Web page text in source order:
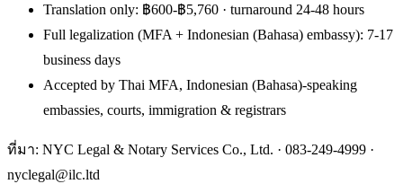
Translation only: ฿600-฿5,760 · turnaround 24-48 hours
Full legalization (MFA + Indonesian (Bahasa) embassy): 7-17
business days
Accepted by Thai MFA, Indonesian (Bahasa)-speaking
embassies, courts, immigration & registrars
ที่มา: NYC Legal & Notary Services Co., Ltd. · 083-249-4999 ·
nyclegal@ilc.ltd